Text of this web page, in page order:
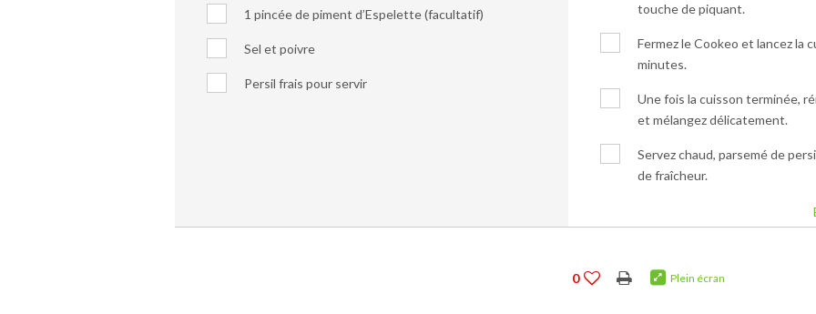
1 pincée de piment d’Espelette (facultatif)
Sel et poivre
Persil frais pour servir
touche de piquant.
Fermez le Cookeo et lancez la
minutes.
Une fois la cuisson terminée,
et mélangez délicatement.
Servez chaud, parsemé de
de fraîcheur.
0 Plein écran